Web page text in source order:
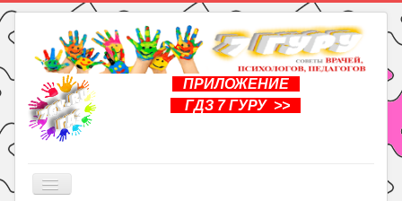
ПРИЛОЖЕНИЕ
ГДЗ 7 ГУРУ >>
Включить/